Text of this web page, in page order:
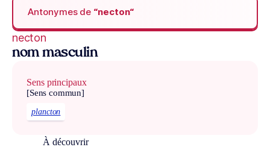
Antonymes de “necton“
necton
nom masculin
Sens principaux
[Sens commun]
plancton
À découvrir